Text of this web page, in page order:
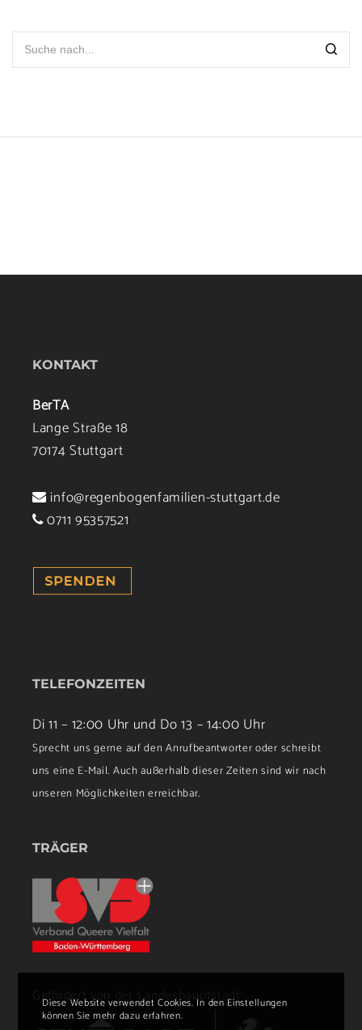
KONTAKT
BerTA
Lange Straße 18
70174 Stuttgart
info@regenbogenfamilien-stuttgart.de
0711 95357521
TELEFONZEITEN
Di 11 – 12:00 Uhr und Do 13 – 14:00 Uhr
Sprecht uns gerne auf den Anrufbeantworter oder schreibt
uns eine E-Mail. Auch außerhalb dieser Zeiten sind wir nach
unseren Möglichkeiten erreichbar.
TRÄGER
Gefördert von der Landeshauptstadt
Diese Website verwendet Cookies. In den Einstellungen
können Sie mehr dazu erfahren.